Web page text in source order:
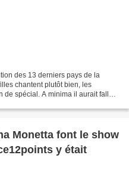
des 13 derniers pays de la
chantent plutôt bien, les
spécial. A minima il aurait fallut
Monetta font le show
y était